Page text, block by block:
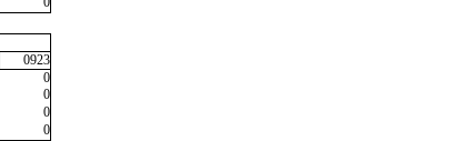
0923
0
0
0
0